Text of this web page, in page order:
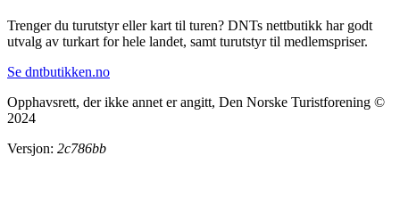
Trenger du turutstyr eller kart til turen? DNTs nettbutikk har godt
utvalg av turkart for hele landet, samt turutstyr til medlemspriser.
Se dntbutikken.no
Opphavsrett, der ikke annet er angitt, Den Norske Turistforening ©
2024
Versjon: 2c786bb